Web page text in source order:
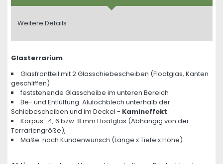
Weitere Details
Glasterrarium
Glasfrontteil mit 2 Glasschiebescheiben (Floatglas, Kanten
geschliffen)
feststehende Glasscheibe im unteren Bereich
Be- und Entlüftung: Alulochblech unterhalb der
Schiebescheiben und im Deckel - Kamineffekt
Korpus: 4, 6 bzw. 8 mm Floatglas (Abhängig von der
Terrariengröße),
Maße: nach Kundenwunsch (Länge x Tiefe x Höhe)